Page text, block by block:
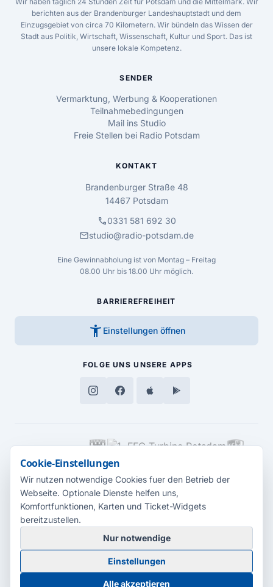
berichten aus der Brandenburger Landeshauptstadt und dem
Einzugsgebiet von circa 70 Kilometern. Wir bündeln das Wissen der
Stadt aus Politik, Wirtschaft, Wissenschaft, Kultur und Sport. Das ist
unsere lokale Kompetenz.
SENDER
Vermarktung, Werbung & Kooperationen
Teilnahmebedingungen
Mail ins Studio
Freie Stellen bei Radio Potsdam
KONTAKT
Brandenburger Straße 48
14467 Potsdam
call0331 581 692 30
mailstudio@radio-potsdam.de
Eine Gewinnabholung ist von Montag – Freitag
08.00 Uhr bis 18.00 Uhr möglich.
BARRIEREFREIHEIT
accessibility_new Einstellungen öffnen
FOLGE UNS UNSERE APPS
MEDIENPARTNER
© 2026 Radio Potsdam. Webseite entwickelt durch dieMedienagentur
Babelsberg
BarrierefreiheitserklärungAGBDatenschutzImpressum
Cookie-Einstellungen
Wir nutzen notwendige Cookies fuer den Betrieb der
Webseite. Optionale Dienste helfen uns,
Komfortfunktionen, Karten und Ticket-Widgets
bereitzustellen.
Nur notwendige
Einstellungen
Alle akzeptieren